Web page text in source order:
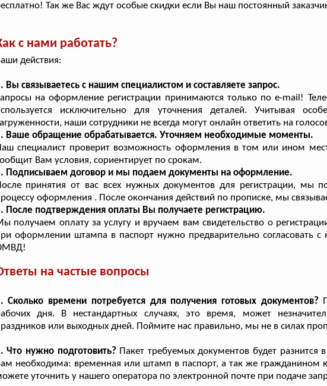
Так же Вас ждут особые скидки если Вы наш постоянный
с нами работать?
действия:
Вы связываетесь с нашим специалистом и составляете запрос.
на оформление регистрации принимаются только по e-mail!
исключительно для уточнения деталей. Учитывая
наши сотрудники не всегда могут онлайн ответить на
Ваше обращение обрабатывается. Уточняем необходимые моменты.
специалист проверит возможность оформления в том или ином
Вам условия, сориентирует по срокам.
Подписываем договор и мы подаем документы на оформление.
принятия от вас всех нужных документов для регистрации, мы
оформления . После окончания действий по прописке, мы
После подтверждения оплаты Вы получаете регистрацию.
получаем оплату за услугу и вручаем вам свидетельство о
оформлении штампа в паспорт нужно предварительно согласовать
на частые вопросы
Сколько времени потребуется для получения готовых документов?
дня. В нестандартных случаях, это время, может
или выходных дней. Поймите нас правильно, мы не в силах
Что нужно подготовить? Пакет требуемых документов будет разнится
необходима: временная или штамп в паспорт, а так же гражданином
уточнить у нашего оператора по электронной почте при подаче